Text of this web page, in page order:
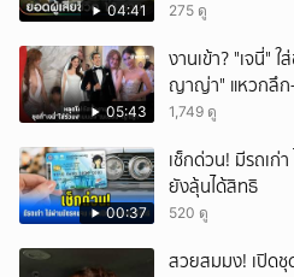
04:41 275 ดู
05:43
งานเข้า? "เจนี่"
ญาญ่า" แหวกลึก
1,749 ดู
00:37
เช็กด่วน! มีรถเก่
ยังลุ้นได้สิทธิ
520 ดู
สวยสมมง! เปิดชุ